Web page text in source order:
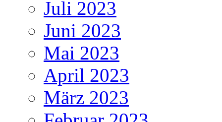
Juli 2023
Juni 2023
Mai 2023
April 2023
März 2023